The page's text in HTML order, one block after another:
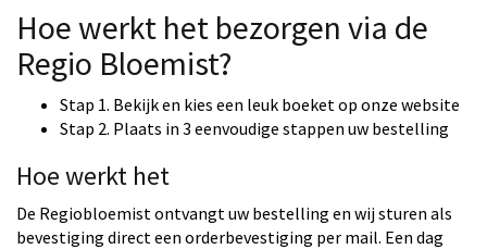
Hoe werkt het bezorgen via de
Regio Bloemist?
Stap 1. Bekijk en kies een leuk boeket op onze website
Stap 2. Plaats in 3 eenvoudige stappen uw bestelling
Hoe werkt het
De Regiobloemist ontvangt uw bestelling en wij sturen als
bevestiging direct een orderbevestiging per mail. Een dag